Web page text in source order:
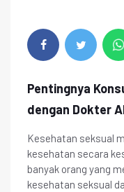
Pentingnya
dengan Dokter
Kesehatan seksual
kesehatan secara
banyak orang yang
kesehatan seksual